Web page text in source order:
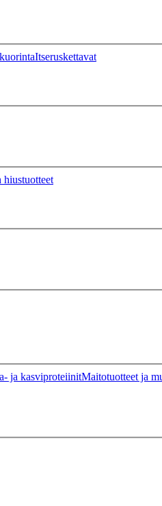
Itseruskettavat
hiustuotteet
ja kasviproteiinitMaitotuotteet ja